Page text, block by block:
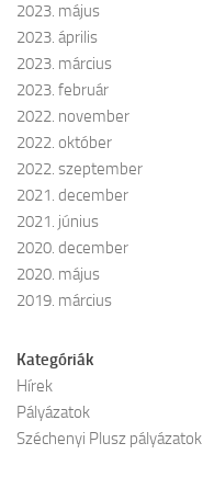
2023. május
2023. április
2023. március
2023. február
2022. november
2022. október
2022. szeptember
2021. december
2021. június
2020. december
2020. május
2019. március
Kategóriák
Hírek
Pályázatok
Széchenyi Plusz pályázatok